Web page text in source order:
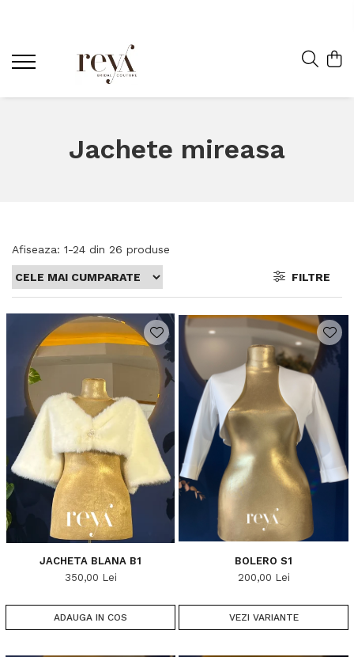
Jachete mireasa
Afiseaza: 1-24 din 26 produse
FILTRE
JACHETA BLANA B1
350,00 Lei
ADAUGA IN COS
BOLERO S1
200,00 Lei
VEZI VARIANTE